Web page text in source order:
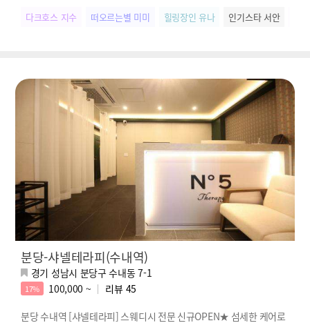
다크호스 지수 떠오르는별 미미 힐링장인 유나 인기스타 서안
분당-샤넬테라피(수내역)
경기 성남시 분당구 수내동 7-1
17% 100,000 ~ 리뷰 45
분당 수내역 [샤넬테라피] 스웨디시 전문 신규OPEN★ 섬세한 케어로